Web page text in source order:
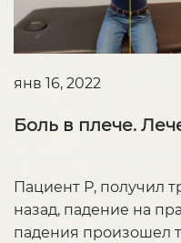
янв 16, 2022
Боль в плече.
Пациент Р, получил
назад, падение на
падения произошел